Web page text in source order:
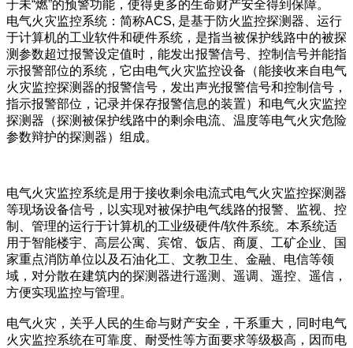
于未“燃”的预警功能，使得更多的生命财产安全得到保障。
电气火灾监控系统：简称ACS, 是基于防火监控探测器、运行
于计算机的工业软件和硬件系统，是指当被保护线路中的被探
测参数超过报警设定值时，能发出报警信号、控制信号并能指
示报警部位的系统，它由电气火灾监控设备（能接收来自电气
火灾监控探测器的报警信号，发出声光报警信号和控制信号，
指示报警部位，记录并保存报警信息的装置）和电气火灾监控
探测器（探测被保护线路中的剩余电流、温度等电气火灾危险
参数辩护的探测器）组成。
电气火灾监控系统是用于接收剩余电流式电气火灾监控探测器
等现场设备信号，以实现对被保护电气线路的报警、监视、控
制、管理的运行于计算机的工业级硬件/软件系统。本系统适
用于智能楼宇、高层公寓、宾馆、饭店、商厦、工矿企业、国
家重点消防单位以及石油化工、文教卫生、金融、电信等领
域，对分散在建筑内的探测器进行遥测、遥调、遥控、遥信，
方便实现监控与管理。
电气火灾，关乎人民的生命与财产安全，干系重大，同时电气
火灾监控系统在可靠度、耐受性等方面要求等级极高，因而电